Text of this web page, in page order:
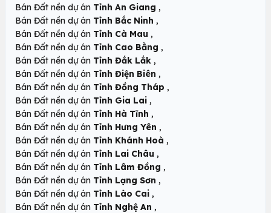
Bán Đất nền dự án Tỉnh An Giang ,
Bán Đất nền dự án Tỉnh Bắc Ninh ,
Bán Đất nền dự án Tỉnh Cà Mau ,
Bán Đất nền dự án Tỉnh Cao Bằng ,
Bán Đất nền dự án Tỉnh Đắk Lắk ,
Bán Đất nền dự án Tỉnh Điện Biên ,
Bán Đất nền dự án Tỉnh Đồng Tháp ,
Bán Đất nền dự án Tỉnh Gia Lai ,
Bán Đất nền dự án Tỉnh Hà Tĩnh ,
Bán Đất nền dự án Tỉnh Hưng Yên ,
Bán Đất nền dự án Tỉnh Khánh Hoà ,
Bán Đất nền dự án Tỉnh Lai Châu ,
Bán Đất nền dự án Tỉnh Lâm Đồng ,
Bán Đất nền dự án Tỉnh Lạng Sơn ,
Bán Đất nền dự án Tỉnh Lào Cai ,
Bán Đất nền dự án Tỉnh Nghệ An ,